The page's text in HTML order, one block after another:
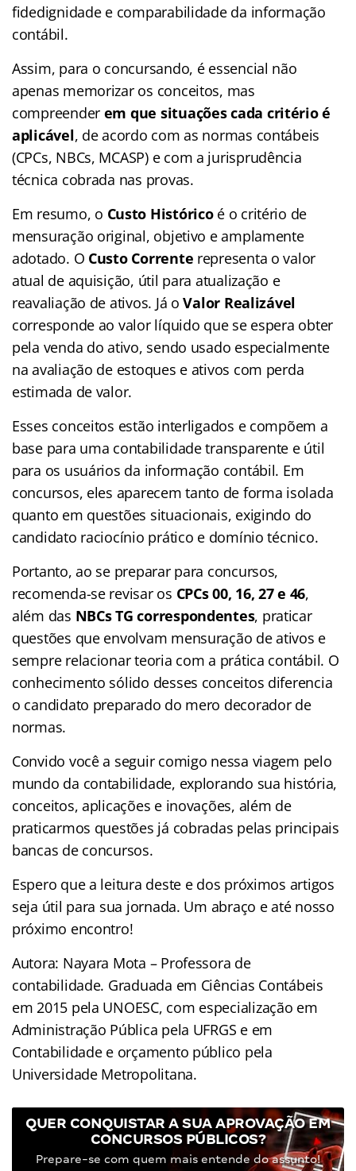
fidedignidade e comparabilidade da informação
contábil.
Assim, para o concursando, é essencial não
apenas memorizar os conceitos, mas
compreender em que situações cada critério é
aplicável, de acordo com as normas contábeis
(CPCs, NBCs, MCASP) e com a jurisprudência
técnica cobrada nas provas.
Em resumo, o Custo Históricoé o critério de
mensuração original, objetivo e amplamente
adotado. O Custo Corrente representa o valor
atual de aquisição, útil para atualização e
reavaliação de ativos. Já oValor Realizável
corresponde ao valor líquido que se espera obter
pela venda do ativo, sendo usado especialmente
na avaliação de estoques e ativos com perda
estimada de valor.
Esses conceitos estão interligados e compõem a
base para uma contabilidade transparente e útil
para os usuários da informação contábil. Em
concursos, eles aparecem tanto de forma isolada
quanto em questões situacionais, exigindo do
candidato raciocínio prático e domínio técnico.
Portanto, ao se preparar para concursos,
recomenda-se revisar os CPCs 00, 16, 27 e 46,
além das NBCs TG correspondentes, praticar
questões que envolvam mensuração de ativos e
sempre relacionar teoria com a prática contábil. O
conhecimento sólido desses conceitos diferencia
o candidato preparado do mero decorador de
normas.
Convido você a seguir comigo nessa viagem pelo
mundo da contabilidade, explorando sua história,
conceitos, aplicações e inovações, além de
praticarmos questões já cobradas pelas principais
bancas de concursos.
Espero que a leitura deste e dos próximos artigos
seja útil para sua jornada. Um abraço e até nosso
próximo encontro!
Autora: Nayara Mota – Professora de
contabilidade. Graduada em Ciências Contábeis
em 2015 pela UNOESC, com especialização em
Administração Pública pela UFRGS e em
Contabilidade e orçamento público pela
Universidade Metropolitana.
QUER CONQUISTAR A SUA APROVAÇÃO EM
CONCURSOS PÚBLICOS?
Prepare-se com quem mais entende do assunto!